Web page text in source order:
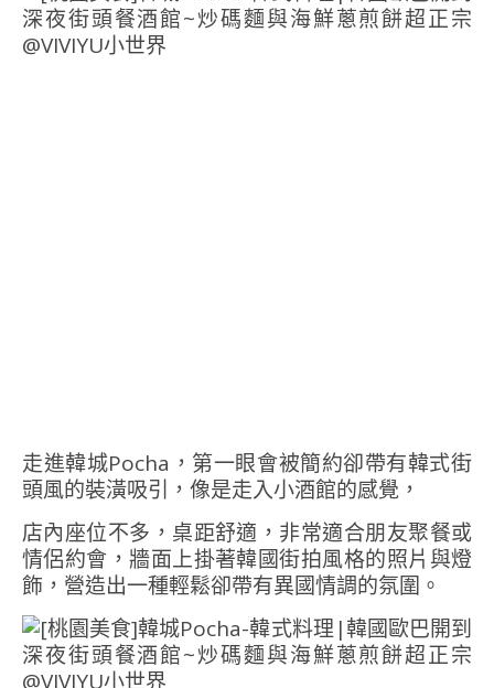
走進韓城Pocha，第一眼會被簡約卻帶有韓式街
頭風的裝潢吸引，像是走入小酒館的感覺，
店內座位不多，桌距舒適，非常適合朋友聚餐或
情侶約會，牆面上掛著韓國街拍風格的照片與燈
飾，營造出一種輕鬆卻帶有異國情調的氛圍。